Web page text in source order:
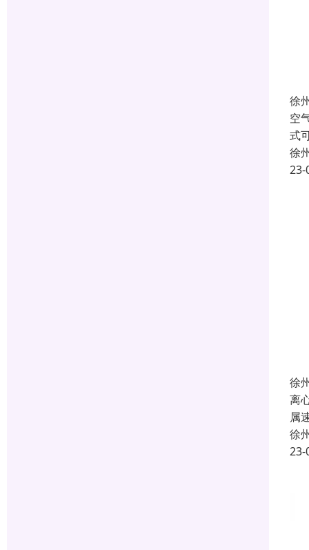
徐
空
式
徐
23-
徐
离
属
徐
23-